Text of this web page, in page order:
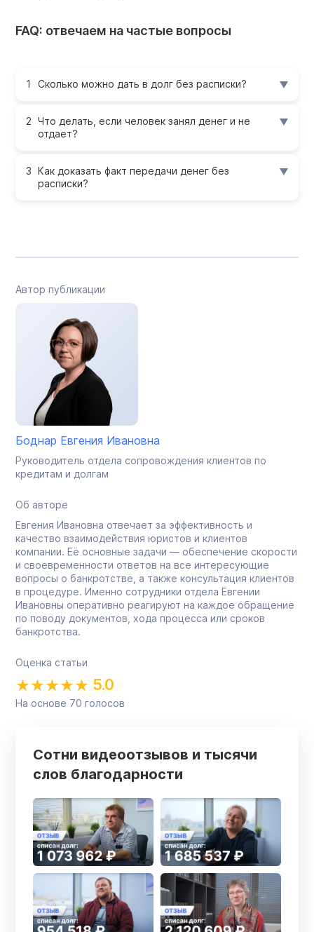
FAQ: отвечаем на частые вопросы
Сколько можно дать в долг без расписки?
Что делать, если человек занял денег и не
отдает?
Как доказать факт передачи денег без
расписки?
Автор публикации
Боднар Евгения Ивановна
Руководитель отдела сопровождения клиентов по
кредитам и долгам
Об авторе
Евгения Ивановна отвечает за эффективность и
качество взаимодействия юристов и клиентов
компании. Её основные задачи — обеспечение скорости
и своевременности ответов на все интересующие
вопросы о банкротстве, а также консультация клиентов
в процедуре. Именно сотрудники отдела Евгении
Ивановны оперативно реагируют на каждое обращение
по поводу документов, хода процесса или сроков
банкротства.
Оценка статьи
5.0
На основе 70 голосов
Сотни видеоотзывов и тысячи
слов благодарности